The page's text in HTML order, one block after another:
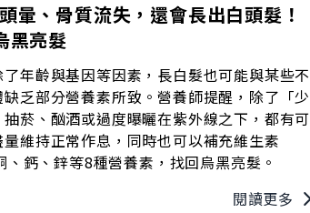
暈、骨質流失，還會長出白頭髮！
黑亮髮
年齡與基因等因素，長白髮也可能與某些不
乏部分營養素所致。營養師提醒，除了「少
菸、酗酒或過度曝曬在紫外線之下，都有可
維持正常作息，同時也可以補充維生素
鈣、鋅等8種營養素，找回烏黑亮髮。
閱讀更多